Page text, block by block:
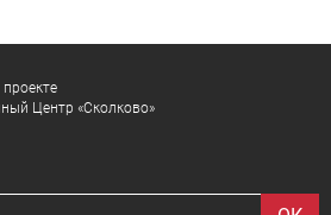
Центр «Сколково»